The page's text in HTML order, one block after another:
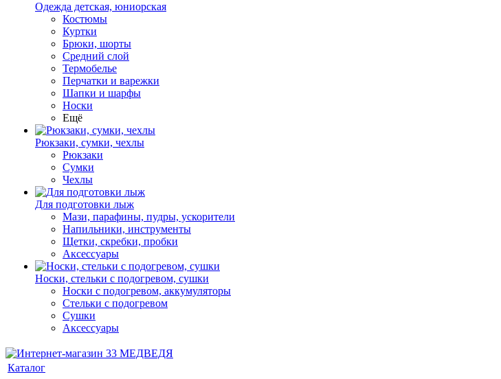
Одежда детская, юниорская
Костюмы
Куртки
Брюки, шорты
Средний слой
Термобелье
Перчатки и варежки
Шапки и шарфы
Носки
Ещё
Рюкзаки, сумки, чехлы
Рюкзаки
Сумки
Чехлы
Для подготовки лыж
Мази, парафины, пудры, ускорители
Напильники, инструменты
Щетки, скребки, пробки
Аксессуары
Носки, стельки с подогревом, сушки
Носки с подогревом, аккумуляторы
Стельки с подогревом
Сушки
Аксессуары
Каталог